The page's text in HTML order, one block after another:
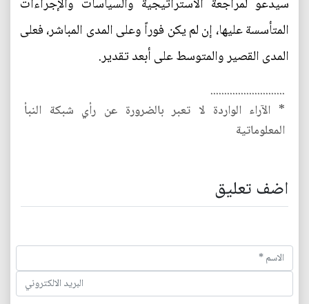
المتأسسة عليها، إن لم يكن فوراً وعلى المدى المباشر، فعلى
المدى القصير والمتوسط على أبعد تقدير.
...........................
* الآراء الواردة لا تعبر بالضرورة عن رأي شبكة النبأ
المعلوماتية
اضف تعليق